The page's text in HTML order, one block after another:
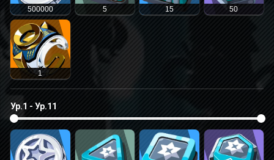
500000 5 15 50
1
Ур.1 - Ур.11